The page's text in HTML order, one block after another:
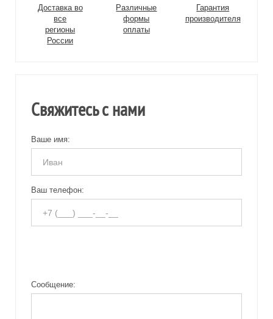
Доставка во
все
регионы
России
Различные
формы
оплаты
Гарантия
производителя
Свяжитесь с нами
Ваше имя:
Ваш телефон:
Сообщение: